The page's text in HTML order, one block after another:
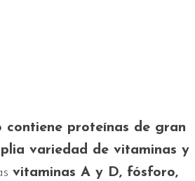
contiene proteínas de gran
variedad de vitaminas y
vitaminas A y D, fósforo,